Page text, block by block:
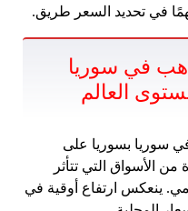
في تحديد السعر طريق.
في سوريا
العالم
سوريا بسوريا على
الأسواق التي تتأثر
ينعكس ارتفاع أوقية في